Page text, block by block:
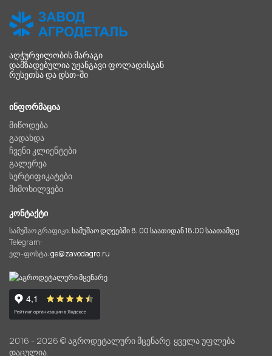
ᲐᲦᲭᲣᲠᲕᲘᲚᲝᲑᲘᲡ ᲛᲐᲠᲐᲒᲘ
ᲓᲐᲛᲖᲐᲓᲔᲑᲣᲚᲘᲐ ᲣᲟᲐᲜᲒᲐᲕᲘ ᲤᲝᲚᲐᲓᲘᲡᲒᲐᲜ
ᲠᲣᲡᲔᲗᲡᲐ ᲓᲐ ᲓᲡᲗ-ᲨᲘ
ᲘᲜᲤᲝᲠᲛᲐᲪᲘᲐ
მიწოდება
გადახდა
ჩვენი კლიენტები
გალერეა
სერტიფიკატები
მიმოხილვები
ᲙᲝᲜᲢᲐᲥᲢᲘ
სამუშაო გრაფიკი:სამუშაო დღეებში 8: 00 საათიდან 18:00 საათამდე
Telegram:
ელ-ფოსტა:ge@zavodagro.ru
2016 - 2026 © აგროდეტალური მცენარე. ყველა უფლება
დაცულია.